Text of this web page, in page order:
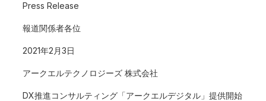
Press Release
報道関係者各位
2021年2月3日
アークエルテクノロジーズ 株式会社
DX推進コンサルティング「アークエルデジタル」提供開始